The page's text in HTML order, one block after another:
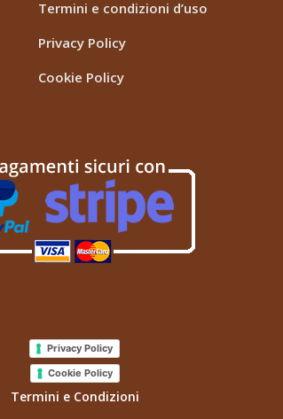
Termini e condizioni d’uso
Privacy Policy
Cookie Policy
Privacy Policy
Cookie Policy
Termini e Condizioni